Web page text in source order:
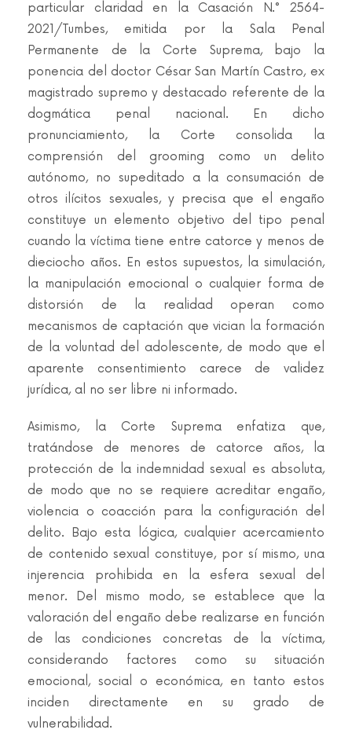
particular claridad en la Casación N.° 2564-
2021/Tumbes, emitida por la Sala Penal
Permanente de la Corte Suprema, bajo la
ponencia del doctor César San Martín Castro, ex
magistrado supremo y destacado referente de la
dogmática penal nacional. En dicho
pronunciamiento, la Corte consolida la
comprensión del grooming como un delito
autónomo, no supeditado a la consumación de
otros ilícitos sexuales, y precisa que el engaño
constituye un elemento objetivo del tipo penal
cuando la víctima tiene entre catorce y menos de
dieciocho años. En estos supuestos, la simulación,
la manipulación emocional o cualquier forma de
distorsión de la realidad operan como
mecanismos de captación que vician la formación
de la voluntad del adolescente, de modo que el
aparente consentimiento carece de validez
jurídica, al no ser libre ni informado.
Asimismo, la Corte Suprema enfatiza que,
tratándose de menores de catorce años, la
protección de la indemnidad sexual es absoluta,
de modo que no se requiere acreditar engaño,
violencia o coacción para la configuración del
delito. Bajo esta lógica, cualquier acercamiento
de contenido sexual constituye, por sí mismo, una
injerencia prohibida en la esfera sexual del
menor. Del mismo modo, se establece que la
valoración del engaño debe realizarse en función
de las condiciones concretas de la víctima,
considerando factores como su situación
emocional, social o económica, en tanto estos
inciden directamente en su grado de
vulnerabilidad.